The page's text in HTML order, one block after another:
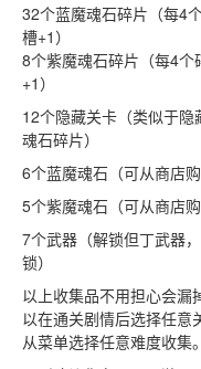
32个蓝魔魂石碎片（每4
槽+1）
8个紫魔魂石碎片（每4
+1）
12个隐藏关卡（类似于
魂石碎片）
6个蓝魔魂石（可从商店购
5个紫魔魂石（可从商店购
7个武器（解锁但丁武器
锁）
以上收集品不用担心会漏
以在通关剧情后选择任意
从菜单选择任意难度收集。